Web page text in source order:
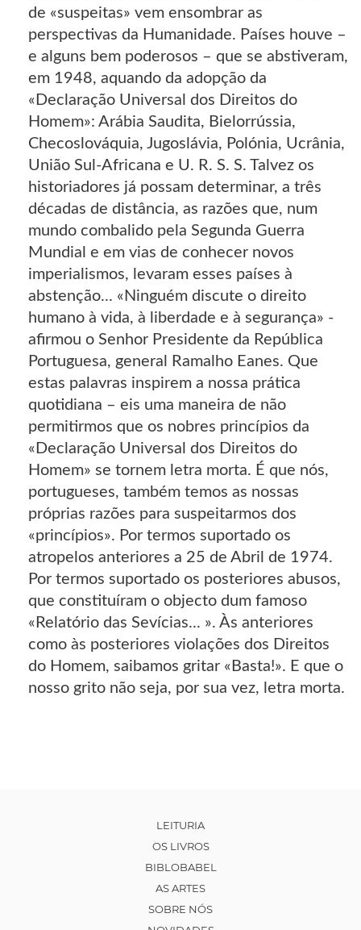
de «suspeitas» vem ensombrar as
perspectivas da Humanidade. Países houve –
e alguns bem poderosos – que se abstiveram,
em 1948, aquando da adopção da
«Declaração Universal dos Direitos do
Homem»: Arábia Saudita, Bielorrússia,
Checoslováquia, Jugoslávia, Polónia, Ucrânia,
União Sul-Africana e U. R. S. S. Talvez os
historiadores já possam determinar, a três
décadas de distância, as razões que, num
mundo combalido pela Segunda Guerra
Mundial e em vias de conhecer novos
imperialismos, levaram esses países à
abstenção... «Ninguém discute o direito
humano à vida, à liberdade e à segurança» -
afirmou o Senhor Presidente da República
Portuguesa, general Ramalho Eanes. Que
estas palavras inspirem a nossa prática
quotidiana – eis uma maneira de não
permitirmos que os nobres princípios da
«Declaração Universal dos Direitos do
Homem» se tornem letra morta. É que nós,
portugueses, também temos as nossas
próprias razões para suspeitarmos dos
«princípios». Por termos suportado os
atropelos anteriores a 25 de Abril de 1974.
Por termos suportado os posteriores abusos,
que constituíram o objecto dum famoso
«Relatório das Sevícias... ». Às anteriores
como às posteriores violações dos Direitos
do Homem, saibamos gritar «Basta!». E que o
nosso grito não seja, por sua vez, letra morta.
LEITURIA
OS LIVROS
BIBLOBABEL
AS ARTES
SOBRE NÓS